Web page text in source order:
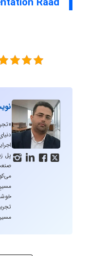
   
پل